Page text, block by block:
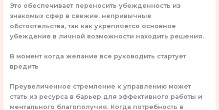
Это обеспечивает переносить убежденность из
знакомых сфер в свежие, непривычные
обстоятельства, так как укрепляется основное
убеждение в личной возможности находить решения.
В момент когда желание все руководить стартует
вредить
Преувеличенное стремление к управлению может
стать из ресурса в барьер для эффективного работы и
ментального благополучия. Когда потребность в